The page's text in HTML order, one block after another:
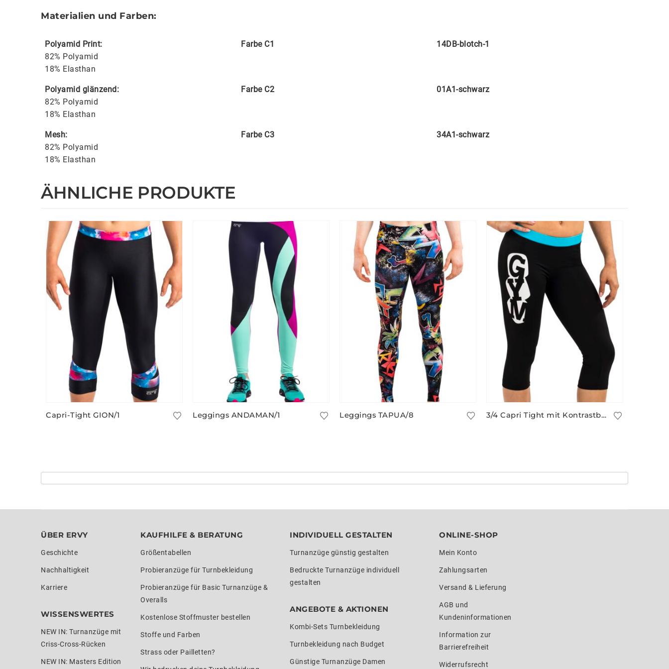
Materialien und Farben:
Polyamid Print:
82% Polyamid
18% Elasthan
Farbe C1 14DB-blotch-1
Polyamid glänzend:
82% Polyamid
18% Elasthan
Farbe C2 01A1-schwarz
Mesh:
82% Polyamid
18% Elasthan
Farbe C3 34A1-schwarz
ÄHNLICHE PRODUKTE
Capri-Tight GION/1 Leggings ANDAMAN/1 Leggings TAPUA/8 3/4 Capri Tight mit Kontrastbund und “GYM” Motiv
ÜBER ERVY
Geschichte
Nachhaltigkeit
Karriere
WISSENSWERTES
NEW IN: Turnanzüge mit
Criss-Cross-Rücken
NEW IN: Masters Edition
KAUFHILFE & BERATUNG
Größentabellen
Probieranzüge für Turnbekleidung
Probieranzüge für Basic Turnanzüge &
Overalls
Kostenlose Stoffmuster bestellen
Stoffe und Farben
Strass oder Pailletten?
INDIVIDUELL GESTALTEN
Turnanzüge günstig gestalten
Bedruckte Turnanzüge individuell
gestalten
ANGEBOTE & AKTIONEN
Kombi-Sets Turnbekleidung
Turnbekleidung nach Budget
Günstige Turnanzüge Damen
ONLINE-SHOP
Mein Konto
Zahlungsarten
Versand & Lieferung
AGB und
Kundeninformationen
Information zur
Barrierefreiheit
Widerrufsrecht